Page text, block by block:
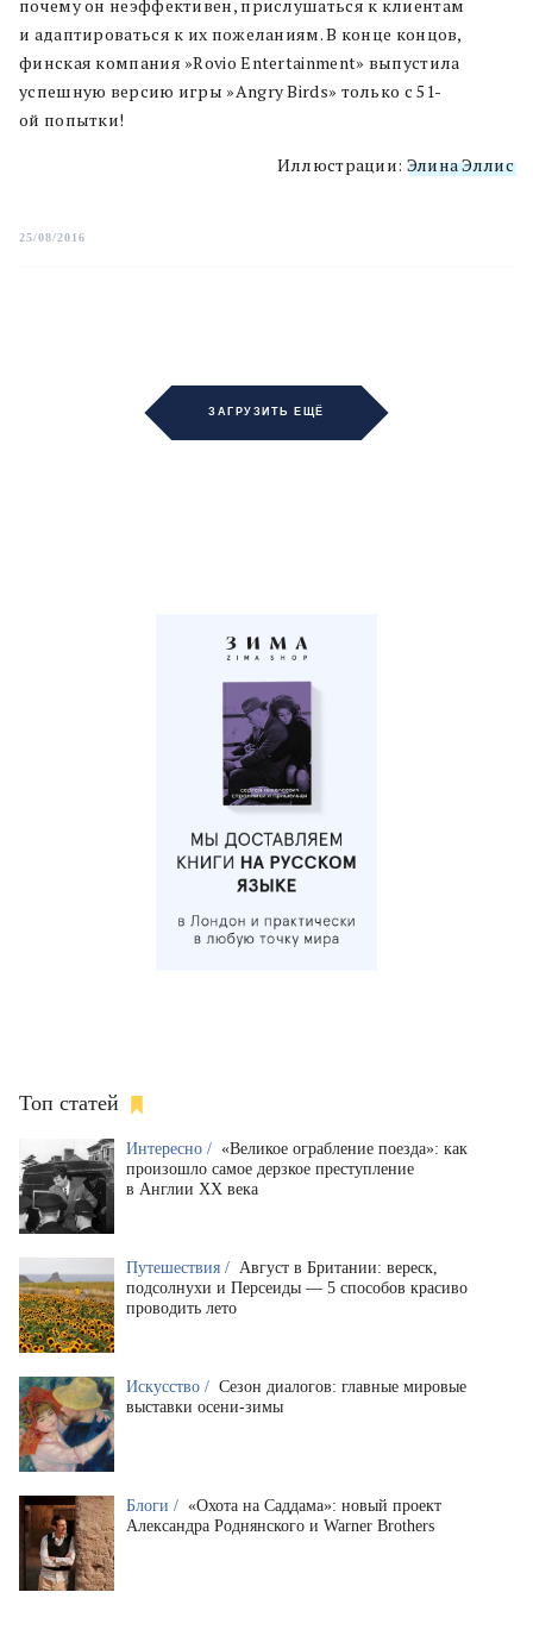
почему он неэффективен, прислушаться к клиентам
и адаптироваться к их пожеланиям.В конце концов,
финская компания »Rovio Entertainment» выпустила
успешную версию игры »Angry Birds» только с51-
ой попытки!
Иллюстрации: Элина Эллис
25/08/2016
ЗАГРУЗИТЬ ЕЩЁ
Топ статей
Интересно / «Великое ограбление поезда»: как
произошло самое дерзкое преступление
в Англии XX века
Путешествия / Август в Британии: вереск,
подсолнухи и Персеиды — 5 способов красиво
проводить лето
Искусство / Сезон диалогов: главные мировые
выставки осени-зимы
Блоги / «Охота на Саддама»: новый проект
Александра Роднянского и Warner Brothers